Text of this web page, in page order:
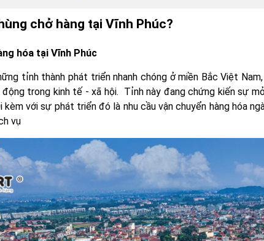
chở hàng tại Vĩnh Phúc?
hóa tại Vĩnh Phúc
tỉnh thành phát triển nhanh chóng ở miền Bắc Việt
động trong kinh tế - xã hội. Tỉnh này đang chứng kiến sự
kèm với sự phát triển đó là nhu cầu vận chuyển hàng hóa
vụ